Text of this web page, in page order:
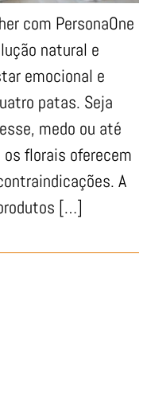
com PersonaOne
natural e
emocional e
patas. Seja
medo ou até
florais oferecem
A
[…]